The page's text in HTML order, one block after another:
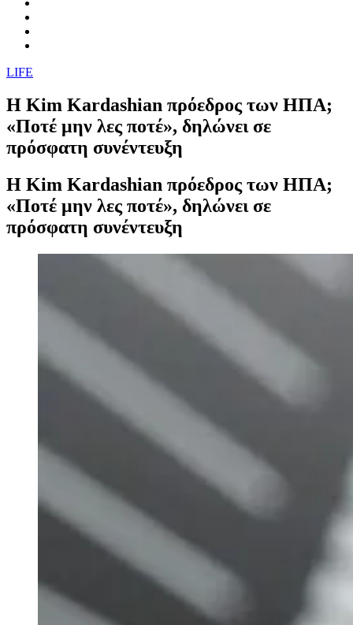
LIFE
Η Kim Kardashian πρόεδρος των ΗΠΑ;
«Ποτέ μην λες ποτέ», δηλώνει σε
πρόσφατη συνέντευξη
Η Kim Kardashian πρόεδρος των ΗΠΑ;
«Ποτέ μην λες ποτέ», δηλώνει σε
πρόσφατη συνέντευξη